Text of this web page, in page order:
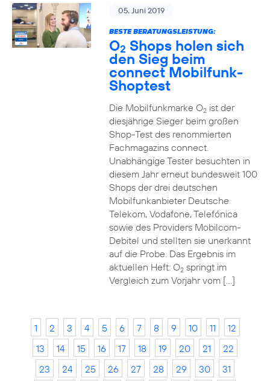
05. Juni 2019
BESTE BERATUNGSLEISTUNG:
O2 Shops holen sich
den Sieg beim
connect Mobilfunk-
Shoptest
Die Mobilfunkmarke O2ist der
diesjährige Sieger beim großen
Shop-Test des renommierten
Fachmagazins connect.
Unabhängige Tester besuchten in
diesem Jahr erneut bundesweit 100
Shops der drei deutschen
Mobilfunkanbieter Deutsche
Telekom, Vodafone, Telefónica
sowie des Providers Mobilcom-
Debitel und stellten sie unerkannt
auf die Probe. Das Ergebnis im
aktuellen Heft: O2springt im
Vergleich zum Vorjahr vom […]
1 2 3 4 5 6 7 8 9 10 11
12
13
14 15 16 17 18 19 20 21
22
23
24 25 26 27 28 29 30
31